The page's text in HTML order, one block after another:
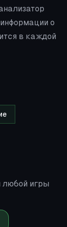
о
в каждой
любой игры